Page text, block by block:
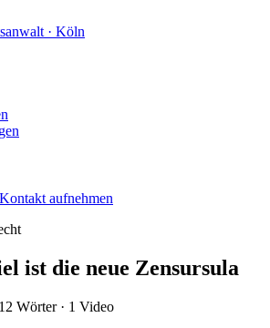
· Köln
Kontakt aufnehmen
ist die neue Zensursula
Wörter · 1 Video